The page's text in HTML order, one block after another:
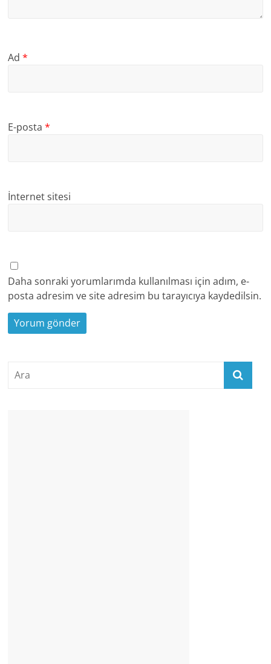
Ad*
E-posta*
İnternet sitesi
Daha sonraki yorumlarımda kullanılması için adım, e-
posta adresim ve site adresim bu tarayıcıya kaydedilsin.